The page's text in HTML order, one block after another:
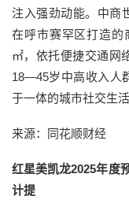
注入强劲动能。中商
在呼市赛罕区打造的
㎡，依托便捷交通网
18—45岁中高收入人
于一体的城市社交生活
来源：同花顺财经
红星美凯龙2025年度
计提